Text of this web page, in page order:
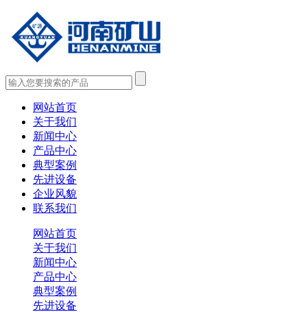
网站首页
关于我们
新闻中心
产品中心
典型案例
先进设备
企业风貌
联系我们
网站首页
关于我们
新闻中心
产品中心
典型案例
先进设备